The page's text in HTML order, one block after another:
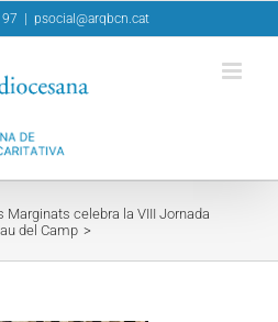
psocial@arqbcn.cat
Marginats celebra la VIII Jornada
del Camp